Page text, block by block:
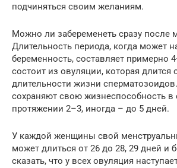
подчиняться своим желаниям.
Можно ли забеременеть сразу после
Длительность периода, когда может
беременность, составляет примерно
состоит из овуляции, которая длится
длительности жизни
сохраняют свою жизнеспособность в
протяжении 2–3, иногда – до 5 дней.
У каждой женщины свой
может длиться от 26 до 28, 29 дней и
сказать, что у всех овуляция